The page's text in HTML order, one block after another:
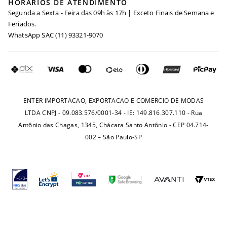
Igualdade Salarial
Requisição de Dados
Minha Conta
Trocas
Fretes e Tarifas
Maternidade
Seja um Afiliado
HORÁRIOS DE ATENDIMENTO
Segunda a Sexta - Feira das 09h às 17h | Exceto Finais de Semana e
Feriados.
WhatsApp SAC (11) 93321-9070
ENTER IMPORTACAO, EXPORTACAO E COMERCIO DE MODAS
LTDA CNPJ - 09.083.576/0001-34 - IE: 149.816.307.110 - Rua
Antônio das Chagas, 1345, Chácara Santo Antônio - CEP 04.714-
002 – São Paulo-SP